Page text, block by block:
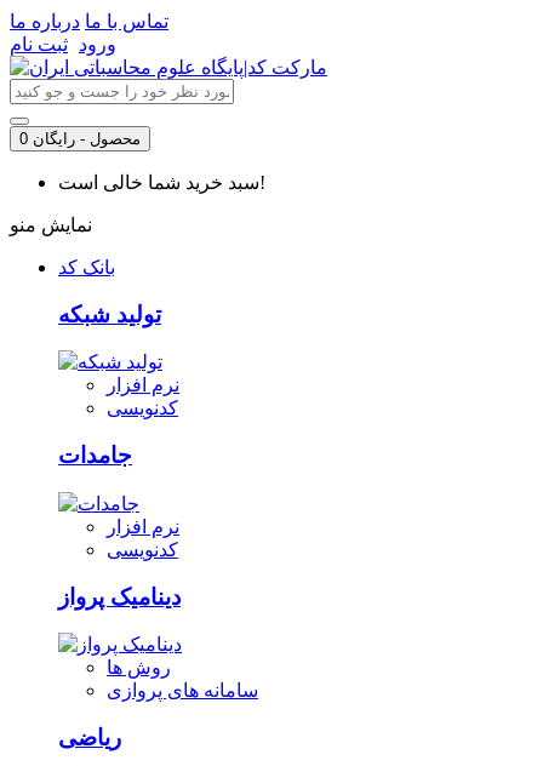
تماس با ما درباره ما
ورود ثبت نام
0 محصول - رایگان
سبد خرید شما خالی است!
نمایش منو
بانک کد
تولید شبکه
نرم افزار
کدنویسی
جامدات
نرم افزار
کدنویسی
دینامیک پرواز
روش ها
سامانه های پروازی
ریاضی